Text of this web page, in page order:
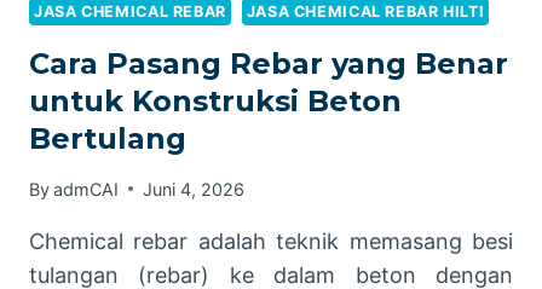
JASA CHEMICAL REBAR
JASA CHEMICAL REBAR HILTI
Cara Pasang Rebar yang Benar
untuk Konstruksi Beton
Bertulang
ByadmCAI Juni 4, 2026
Chemical rebar adalah teknik memasang besi
tulangan (rebar) ke dalam beton dengan